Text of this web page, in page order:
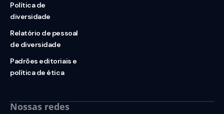
Política de
diversidade
Relatório de pessoal
de diversidade
Padrões editoriais e
política de ética
Nossas redes